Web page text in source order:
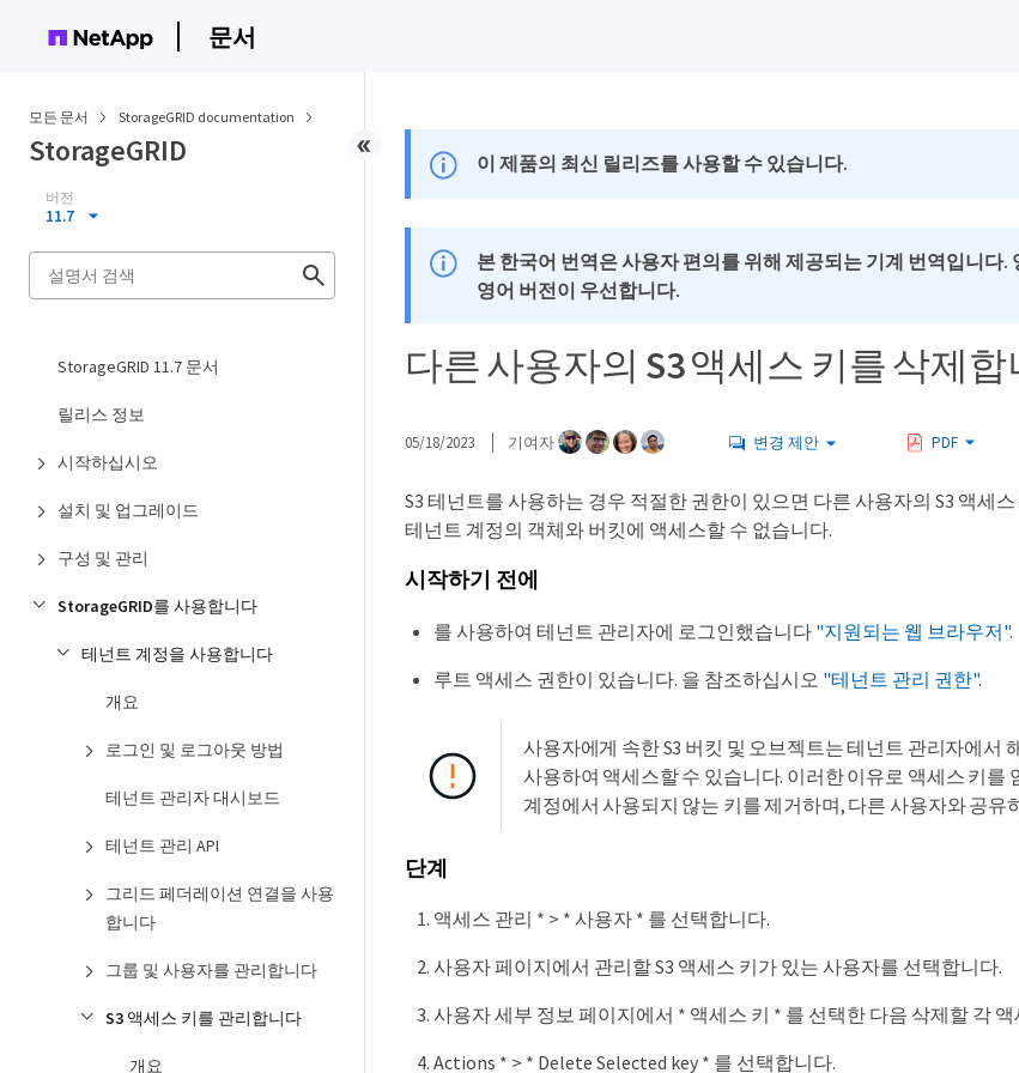
문서
모든 문서 StorageGRID documentation
StorageGRID
버전
11.7
StorageGRID 11.7 문서
릴리스 정보
시작하십시오
설치 및 업그레이드
구성 및 관리
StorageGRID를 사용합니다
테넌트 계정을 사용합니다
개요
로그인 및 로그아웃 방법
테넌트 관리자 대시보드
테넌트 관리 API
그리드 페더레이션 연결을 사용
합니다
그룹 및 사용자를 관리합니다
S3 액세스 키를 관리합니다
개요
이 제품의 최신 릴리즈를 사용할 수 있습니다.
본 한국어 번역은 사용자 편의를 위해 제공되는 기계 번역입니
영어 버전이 우선합니다.
다른 사용자의 S3 액세스 키를 삭제
05/18/2023 기여자 변경 제안 PDF
S3 테넌트를 사용하는 경우 적절한 권한이 있으면 다른 사용자의 S3 액세
테넌트 계정의 객체와 버킷에 액세스할 수 없습니다.
시작하기 전에
를 사용하여 테넌트 관리자에 로그인했습니다 "지원되는 웹 브라우저".
루트 액세스 권한이 있습니다. 을 참조하십시오 "테넌트 관리 권한".
사용자에게 속한 S3 버킷 및 오브젝트는 테넌트 관리자에서
사용하여 액세스할 수 있습니다. 이러한 이유로 액세스 키
계정에서 사용되지 않는 키를 제거하며, 다른 사용자와 공유
단계
액세스 관리 * > * 사용자 * 를 선택합니다.
사용자 페이지에서 관리할 S3 액세스 키가 있는 사용자를 선택합니다.
사용자 세부 정보 페이지에서 * 액세스 키 * 를 선택한 다음 삭제할 각
Actions * > * Delete Selected key * 를 선택합니다.